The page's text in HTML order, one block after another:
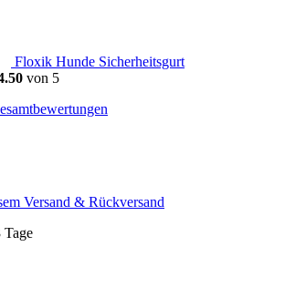
Floxik Hunde Sicherheitsgurt
von 5
Versand & Rückversand
Tage